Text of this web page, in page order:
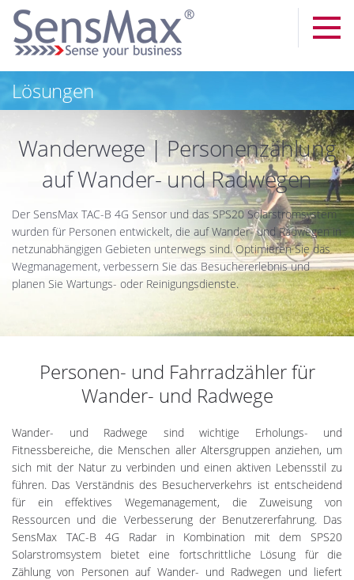
Lösungen
Wanderwege | Personenzählung
auf Wander- und Radwegen
Der SensMax TAC-B 4G Sensor und das SPS20 Solarstromsystem
wurden für Personen entwickelt, die auf Wander- und Radwegen in
netzunabhängigen Gebieten unterwegs sind. Optimieren Sie das
Wegmanagement, verbessern Sie das Besuchererlebnis und
planen Sie Wartungs- oder Reinigungsdienste.
Personen- und Fahrradzähler für
Wander- und Radwege
Wander- und Radwege sind wichtige Erholungs- und
Fitnessbereiche, die Menschen aller Altersgruppen anziehen, um
sich mit der Natur zu verbinden und einen aktiven Lebensstil zu
führen. Das Verständnis des Besucherverkehrs ist entscheidend
für ein effektives Wegemanagement, die Zuweisung von
Ressourcen und die Verbesserung der Benutzererfahrung. Das
SensMax TAC-B 4G Radar in Kombination mit dem SPS20
Solarstromsystem bietet eine fortschrittliche Lösung für die
Zählung von Personen auf Wander- und Radwegen und liefert